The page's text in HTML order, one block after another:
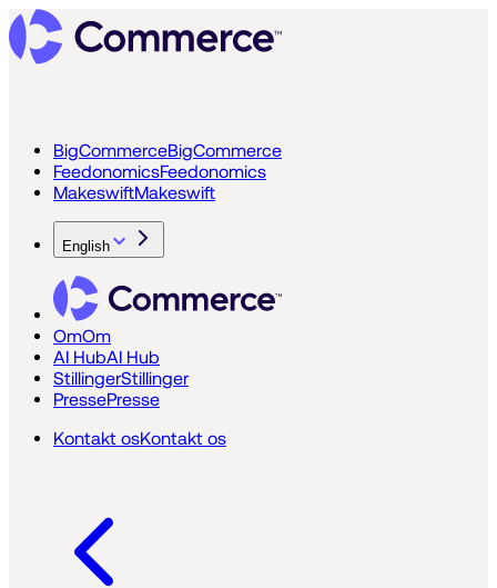
BigCommerceBigCommerce
FeedonomicsFeedonomics
MakeswiftMakeswift
English
OmOm
AI HubAI Hub
StillingerStillinger
PressePresse
Kontakt osKontakt os